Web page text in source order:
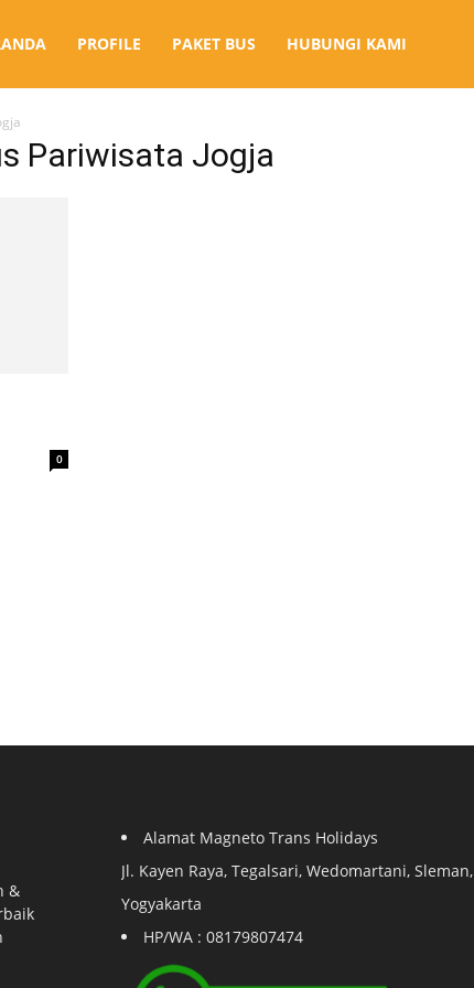
PROFILE PAKET BUS HUBUNGI KAMI
Pariwisata Jogja
0
&
Alamat Magneto Trans Holidays
Jl. Kayen Raya, Tegalsari, Wedomartani, Sleman,
Yogyakarta
HP/WA : 08179807474